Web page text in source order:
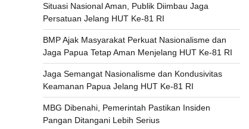
Situasi Nasional Aman, Publik Diimbau Jaga
Persatuan Jelang HUT Ke-81 RI
BMP Ajak Masyarakat Perkuat Nasionalisme dan
Jaga Papua Tetap Aman Menjelang HUT Ke-81 RI
Jaga Semangat Nasionalisme dan Kondusivitas
Keamanan Papua Jelang HUT Ke-81 RI
MBG Dibenahi, Pemerintah Pastikan Insiden
Pangan Ditangani Lebih Serius